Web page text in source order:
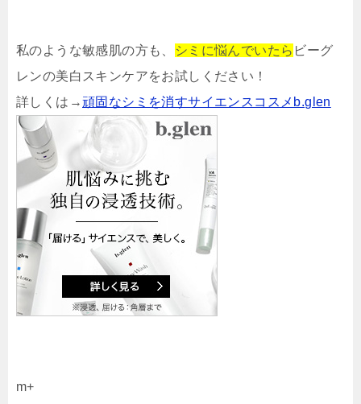
私のような敏感肌の方も、 シミに悩んでいたら ビーグ
レンの美白スキンケアをお試しください！
詳しくは→頑固なシミを消すサイエンスコスメb.glen
m+